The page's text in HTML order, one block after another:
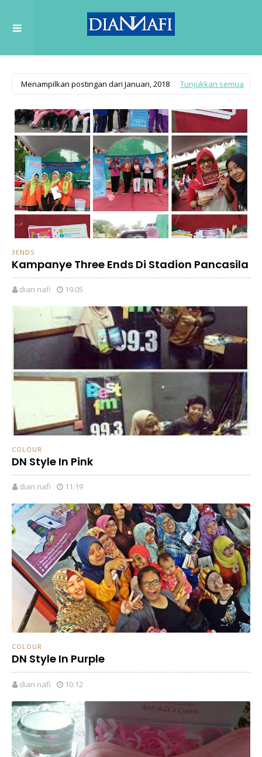
Menampilkan postingan dari Januari, 2018 Tunjukkan semua
3ENDS
Kampanye Three Ends Di Stadion Pancasila
dian nafi 19.05
COLOUR
DN Style In Pink
dian nafi 11.19
COLOUR
DN Style In Purple
dian nafi 10.12